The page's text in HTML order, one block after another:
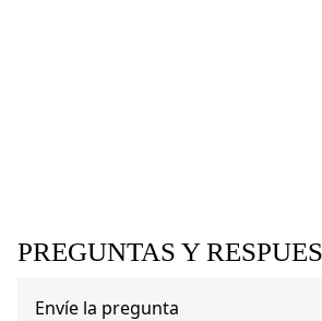
PREGUNTAS Y
Envíe la pregunta